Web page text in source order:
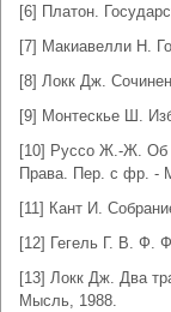
[6] Платон.
[7] Макиавелли Н.
[8] Локк Дж.
[9] Монтескье Ш.
[10] Руссо Ж.-Ж. Об
Права. Пер. с фр. -
[11] Кант И.
[12] Гегель Г. В. Ф.
[13] Локк Дж. Два
Мысль, 1988.